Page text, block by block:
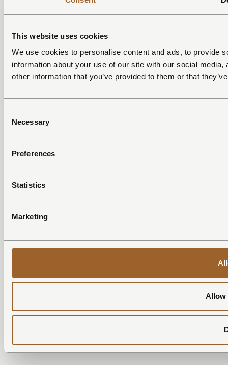
This website uses cookies
We use cookies to personalise content and ads, to provide
information about your use of our site with our social
other information that you’ve provided to them or that
Selection
Necessary
Preferences
Statistics
Marketing
Allow
Website door The Orange Studio